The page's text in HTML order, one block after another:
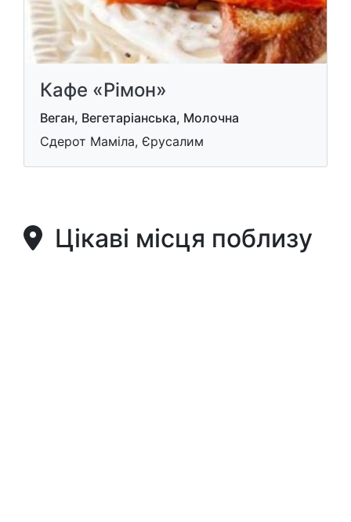
Кафе «Рімон»
Веган, Вегетаріанська, Молочна
Сдерот Маміла, Єрусалим
Цікаві місця поблизу